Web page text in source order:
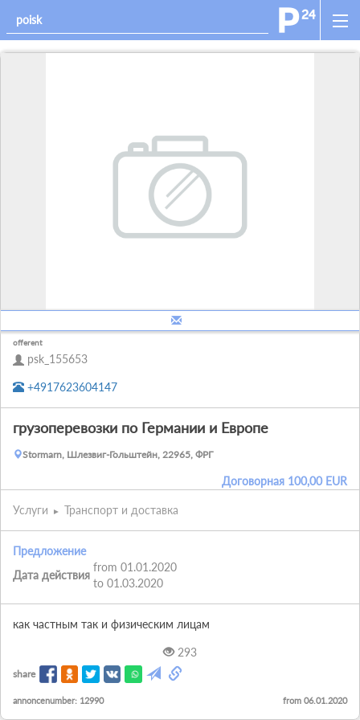
offerent
psk_155653
+4917623604147
грузоперевозки по Германии и Европе
Stormarn, Шлезвиг-Гольштейн, 22965, ФРГ
Договорная 100,00 EUR
Услуги Транспорт и доставка
Предложение
Дата действия
from 01.01.2020
to 01.03.2020
как частным так и физическим лицам
293
share
annoncenumber: 12990 from 06.01.2020